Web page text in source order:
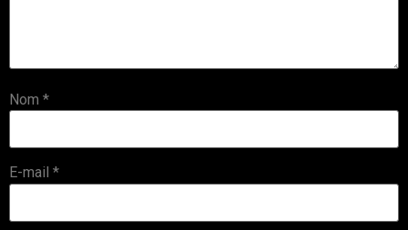
Nom *
E-mail *